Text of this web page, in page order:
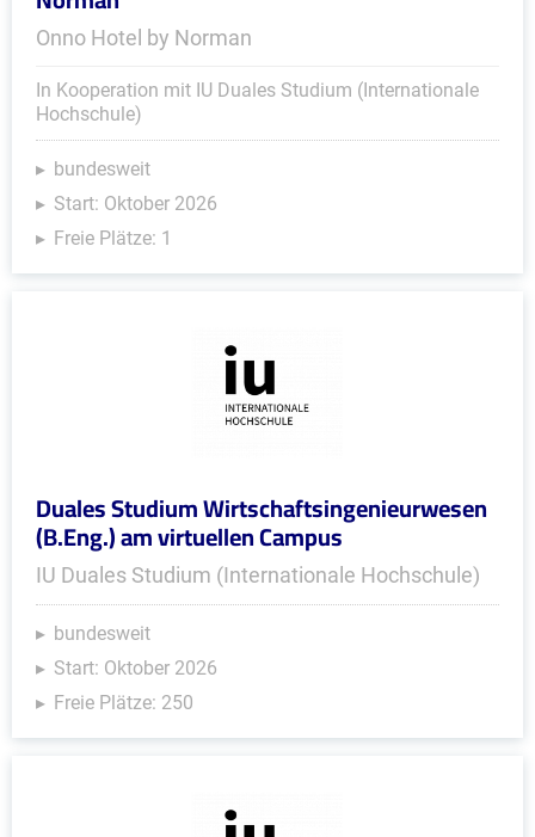
Onno Hotel by Norman
In Kooperation mit IU Duales Studium (Internationale
Hochschule)
bundesweit
Start: Oktober 2026
Freie Plätze: 1
Duales Studium Wirtschaftsingenieurwesen
(B.Eng.) am virtuellen Campus
IU Duales Studium (Internationale Hochschule)
bundesweit
Start: Oktober 2026
Freie Plätze: 250